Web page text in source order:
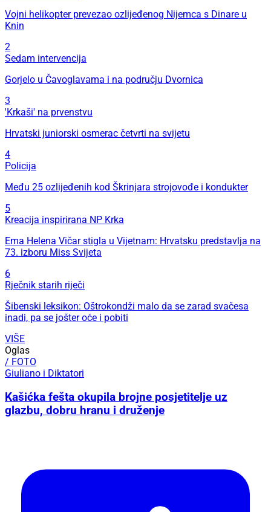
Vojni helikopter prevezao ozlijeđenog Nijemca s Dinare u
Knin
2
Sedam intervencija
Gorjelo u Čavoglavama i na području Dvornica
3
'Krkaši' na prvenstvu
Hrvatski juniorski osmerac četvrti na svijetu
4
Policija
Među 25 ozlijeđenih kod Škrinjara strojovođe i kondukter
5
Kreacija inspirirana NP Krka
Ema Helena Vičar stigla u Vijetnam: Hrvatsku predstavlja na
73. izboru Miss Svijeta
6
Rječnik starih riječi
Šibenski leksikon: Oštrokondži malo da se zarad svačesa
inadi, pa se jošter oće i pobiti
VIŠE
Oglas
/ FOTO
Giuliano i Diktatori
Kašićka fešta okupila brojne posjetitelje uz
glazbu, dobru hranu i druženje